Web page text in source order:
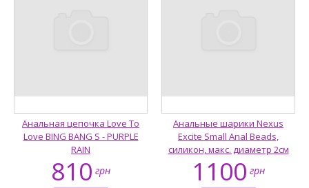
Анальная цепочка Love To
Love BING BANG S - PURPLE
RAIN
810 грн
Анальные шарики Nexus
Excite Small Anal Beads,
силикон, макс. диаметр 2см
1100 грн